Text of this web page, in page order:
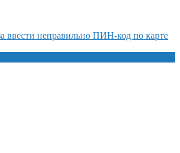
ввести неправильно ПИН-код по карте